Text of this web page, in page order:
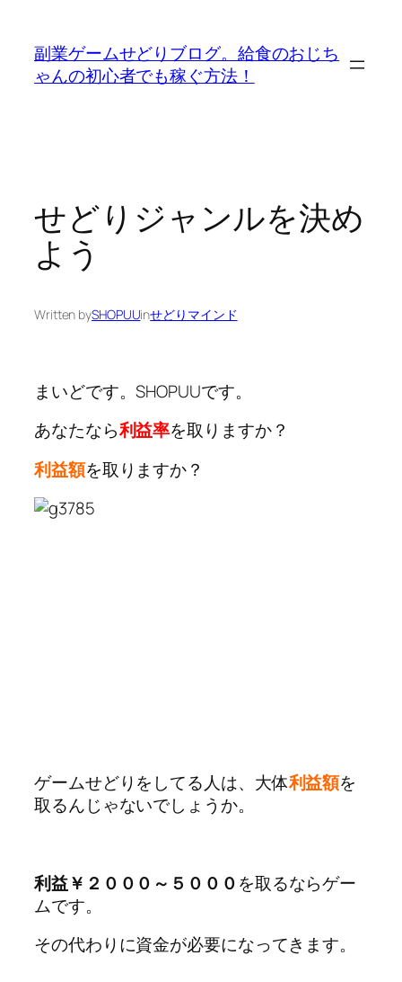
副業ゲームせどりブログ。給食のおじち
ゃんの初心者でも稼ぐ方法！
せどりジャンルを決め
よう
Written bySHOPUUinせどりマインド
まいどです。SHOPUUです。
あなたなら利益率を取りますか？
利益額を取りますか？
ゲームせどりをしてる人は、大体利益額を
取るんじゃないでしょうか。
利益￥２０００～５０００を取るならゲー
ムです。
その代わりに資金が必要になってきます。